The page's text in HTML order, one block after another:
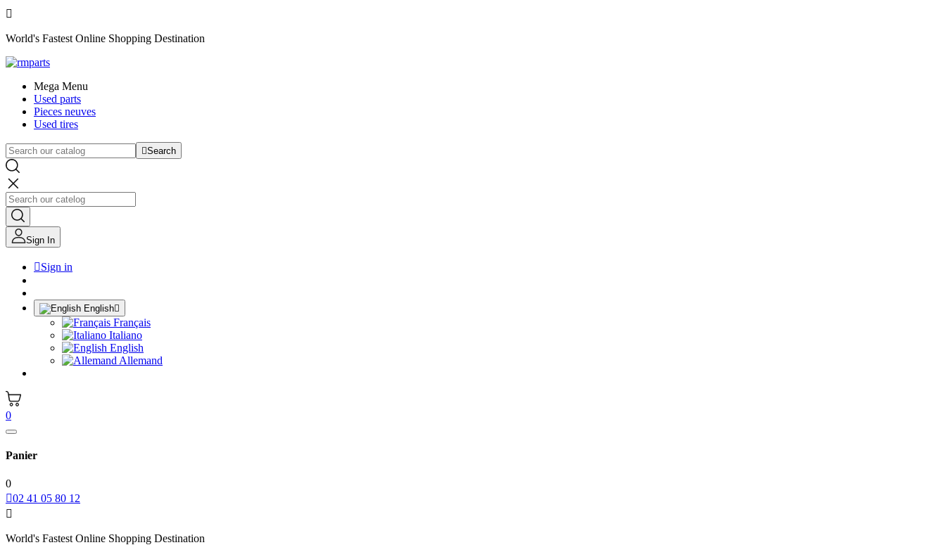

World's Fastest Online Shopping Destination
Mega Menu
Used parts
Pieces neuves
Used tires
Search
Sign In
Sign in
English
Français
Italiano
English
Allemand
0
Panier
0
02 41 05 80 12

World's Fastest Online Shopping Destination